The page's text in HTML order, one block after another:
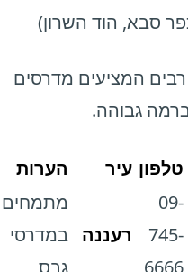
סבא, הוד השרון)
רבים המציעים מדרסים
גבוהה.
טלפון עיר הערות
09-
745-
6666
רעננה
מתמחים
במדרסי
גבס